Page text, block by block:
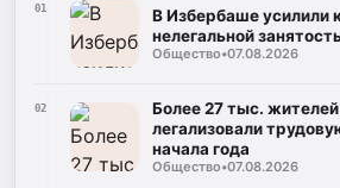
01
В Избербаше усилили
нелегальной
Общество•07.08.2026
02
Более 27 тыс.
легализовали
начала года
Общество•07.08.2026